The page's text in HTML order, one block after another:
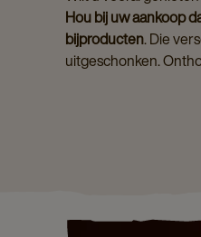
Hou bij uw aankoop
bijproducten. Die
uitgeschonken.